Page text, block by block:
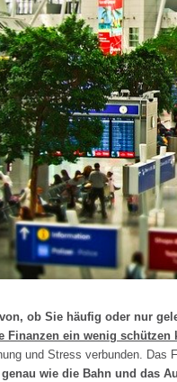
ob Sie häufig oder nur
Finanzen ein wenig schützen
und Stress verbunden. Das
wie die Bahn und das